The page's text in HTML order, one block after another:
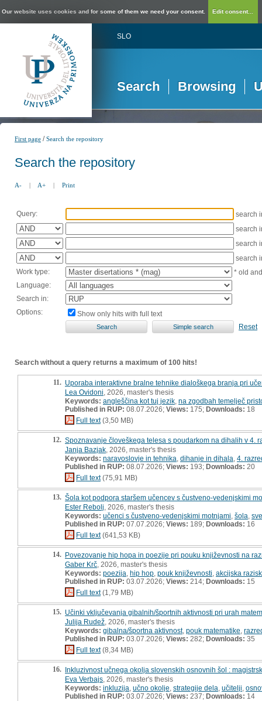
Our website uses cookies and for some of them we need your consent. Edit consent...
SLO
Search Browsing
First page /Search the repository
Search the repository
A- | A+ | Print
Query:
search
search
search
search
Work type:
* old
Language:
Search in:
Options:
Show only hits with full text
Reset
Search without a query returns a maximum of 100 hits!
11. Uporaba interaktivne bralne tehnike dialoškega branja pri
Lea Ovidoni , 2026, master's thesis
Keywords: angleščina kot tuj jezik na zgodbah temelječ
Published in RUP: 08.07.2026; Views: 175; Downloads: 18
Full text(3,50 MB)
12. Spoznavanje človeškega telesa s poudarkom na dihalih v 4.
Janja Bazjak , 2026, master's thesis
Keywords: naravoslovje in tehnika dihanje in dihala 4.
Published in RUP: 08.07.2026; Views: 193; Downloads: 20
Full text(75,91 MB)
13. Šola kot podpora staršem učencev s čustveno-vedenjskimi
Ester Rebolj , 2026, master's thesis
Keywords: učenci s čustveno-vedenjskimi motnjami šola
Published in RUP: 07.07.2026; Views: 189; Downloads: 16
Full text(641,53 KB)
14. Povezovanje hip hopa in poezije pri pouku književnosti na
Gaber Krč , 2026, master's thesis
Keywords: poezija hip hop pouk književnosti akcijska
Published in RUP: 03.07.2026; Views: 214; Downloads: 15
Full text(1,79 MB)
15. Učinki vključevanja gibalnih/športnih aktivnosti pri urah
Julija Rudež , 2026, master's thesis
Keywords: gibalna/športna aktivnost, pouk matematike
Published in RUP: 03.07.2026; Views: 282; Downloads: 35
Full text(8,34 MB)
16. Inkluzivnost učnega okolja slovenskih osnovnih šol :
Eva Verbajs , 2026, master's thesis
Keywords: inkluzija učno okolje strategije dela učitelji
Published in RUP: 03.07.2026; Views: 237; Downloads: 14